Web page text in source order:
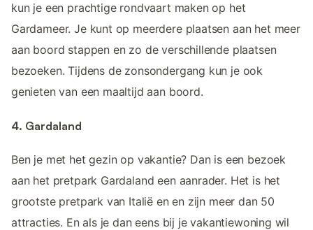
kun je een prachtige rondvaart maken op het
Gardameer. Je kunt op meerdere plaatsen aan het meer
aan boord stappen en zo de verschillende plaatsen
bezoeken. Tijdens de zonsondergang kun je ook
genieten van een maaltijd aan boord.
4. Gardaland
Ben je met het gezin op vakantie? Dan is een bezoek
aan het pretpark Gardaland een aanrader. Het is het
grootste pretpark van Italië en en zijn meer dan 50
attracties. En als je dan eens bij je vakantiewoning wil